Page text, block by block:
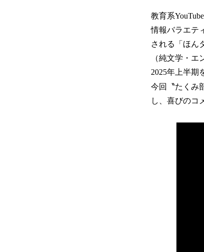
教育系
情報バラエテ
される「ほん
（純文学・
2025年上半期
今回〝たくみ
し、喜びのコ